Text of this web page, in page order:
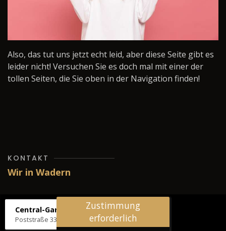
Also, das tut uns jetzt echt leid, aber diese Seite gibt es
leider nicht! Versuchen Sie es doch mal mit einer der
tollen Seiten, die Sie oben in der Navigation finden!
KONTAKT
Wir in Wadern
Central-Garage H. Wilhelm
Poststraße 33, 66687 Wadern
Zustimmung
erforderlich